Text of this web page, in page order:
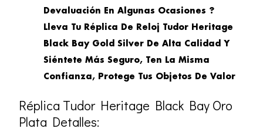
Devaluación En Algunas Ocasiones ?
Lleva Tu Réplica De Reloj Tudor Heritage
Black Bay Gold Silver De Alta Calidad Y
Siéntete Más Seguro, Ten La Misma
Confianza, Protege Tus Objetos De Valor
Réplica Tudor Heritage Black Bay Oro
Plata Detalles: